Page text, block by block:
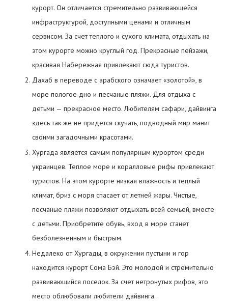
курорт. Он отличается стремительно развивающейся
инфраструктурой, доступными ценами и отличным
сервисом. За счет теплого и сухого климата, отдыхать на
этом курорте можно круглый год. Прекрасные пейзажи,
красивая Набережная привлекают сюда туристов.
Дахаб в переводе с арабского означает «золотой», в
море пологое дно и песчаные пляжи. Для отдыха с
детьми — прекрасное место. Любителям сафари, дайвинга
здесь так же не придется скучать, подводный мир манит
своими загадочными красотами.
Хургада является самым популярным курортом среди
украинцев. Теплое море и коралловые рифы привлекают
туристов. На этом курорте низкая влажность и теплый
климат, бриз с моря спасает от летней жары. Чистые,
песчаные пляжи позволяют отдыхать всей семьей, вместе
с детьми. Приобретите обувь, вход в море станет
безболезненным и быстрым.
Недалеко от Хургады, в окружении пустыни и гор
находится курорт Сома Бэй. Это молодой и стремительно
развивающийся поселок. За счет нетронутых рифов, это
место облюбовали любители дайвинга.